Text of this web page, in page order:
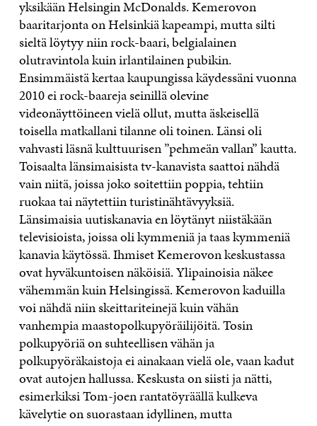
yksikään Helsingin McDonalds. Kemerovon
baaritarjonta on Helsinkiä kapeampi, mutta silti
sieltä löytyy niin rock-baari, belgialainen
olutravintola kuin irlantilainen pubikin.
Ensimmäistä kertaa kaupungissa käydessäni vuonna
2010 ei rock-baareja seinillä olevine
videonäyttöineen vielä ollut, mutta äskeisellä
toisella matkallani tilanne oli toinen. Länsi oli
vahvasti läsnä kulttuurisen ”pehmeän vallan” kautta.
Toisaalta länsimaisista tv-kanavista saattoi nähdä
vain niitä, joissa joko soitettiin poppia, tehtiin
ruokaa tai näytettiin turistinähtävyyksiä.
Länsimaisia uutiskanavia en löytänyt niistäkään
televisioista, joissa oli kymmeniä ja taas kymmeniä
kanavia käytössä. Ihmiset Kemerovon keskustassa
ovat hyväkuntoisen näköisiä. Ylipainoisia näkee
vähemmän kuin Helsingissä. Kemerovon kaduilla
voi nähdä niin skeittariteinejä kuin vähän
vanhempia maastopolkupyöräilijöitä. Tosin
polkupyöriä on suhteellisen vähän ja
polkupyöräkaistoja ei ainakaan vielä ole, vaan kadut
ovat autojen hallussa. Keskusta on siisti ja nätti,
esimerkiksi Tom-joen rantatöyräällä kulkeva
kävelytie on suorastaan idyllinen, mutta